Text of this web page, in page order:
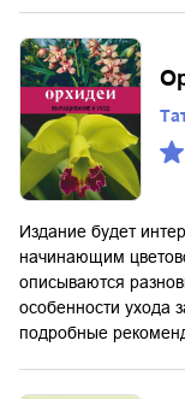
Издание будет
начинающим
описываются
особенности ухода
подробные